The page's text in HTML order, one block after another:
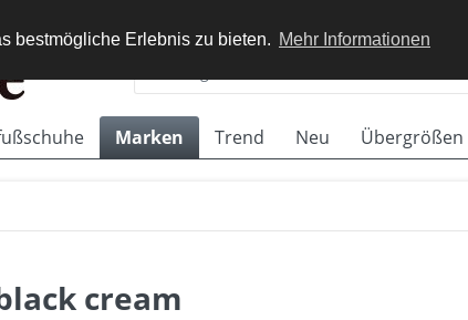
bestmögliche Erlebnis zu bieten. Mehr Informationen
Marken Trend Neu Übergrößen
cream